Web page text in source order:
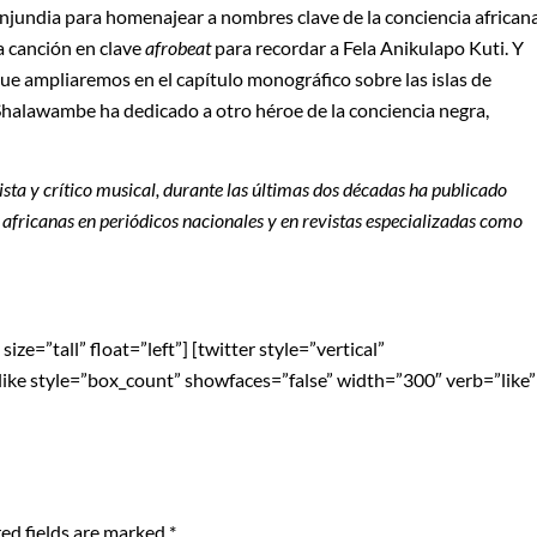
para homenajear a nombres clave de la conciencia
en claveafrobeatpara recordar a Fela Anikulapo Kuti. Y
ampliaremos en el capítulo monográfico sobre las islas de
ha dedicado a otro héroe de la conciencia negra,
y crítico musical, durante las últimas dos décadas ha publicado
en periódicos nacionales y enrevistas especializadas como
float=”left”] [twitter style=”vertical”
style=”box_count” showfaces=”false” width=”300″ verb=”like”
fields are marked *